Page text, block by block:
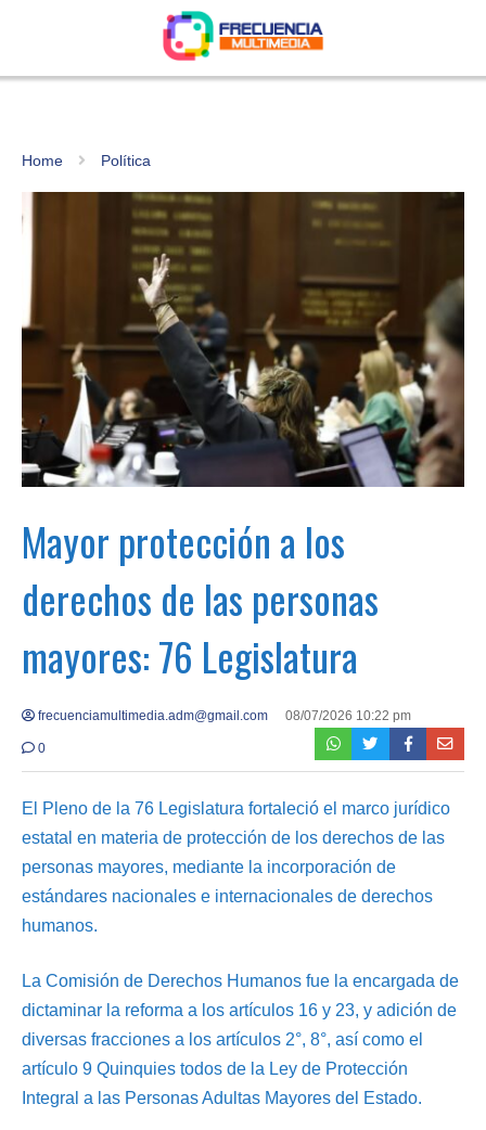
Home Política
Mayor protección a los
derechos de las personas
mayores: 76 Legislatura
frecuenciamultimedia.adm@gmail.com 08/07/2026 10:22 pm
0
El Pleno de la 76 Legislatura fortaleció el marco jurídico
estatal en materia de protección de los derechos de las
personas mayores, mediante la incorporación de
estándares nacionales e internacionales de derechos
humanos.
La Comisión de Derechos Humanos fue la encargada de
dictaminar la reforma a los artículos 16 y 23, y adición de
diversas fracciones a los artículos 2°, 8°, así como el
artículo 9 Quinquies todos de la Ley de Protección
Integral a las Personas Adultas Mayores del Estado.